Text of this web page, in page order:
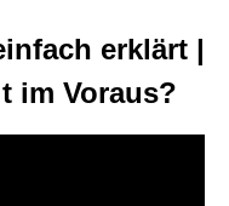
erklärt |
im Voraus?